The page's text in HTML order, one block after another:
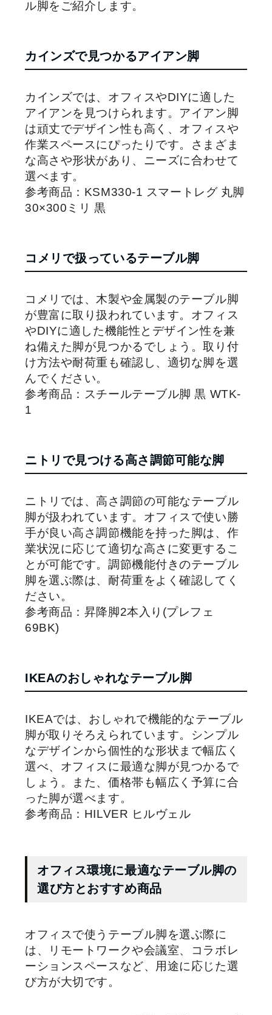
ル脚をご紹介します。
カインズで見つかるアイアン脚
カインズでは、オフィスやDIYに適した
アイアンを見つけられます。アイアン脚
は頑丈でデザイン性も高く、オフィスや
作業スペースにぴったりです。さまざま
な高さや形状があり、ニーズに合わせて
選べます。
参考商品：KSM330-1 スマートレグ 丸脚
30×300ミリ 黒
コメリで扱っているテーブル脚
コメリでは、木製や金属製のテーブル脚
が豊富に取り扱われています。オフィス
やDIYに適した機能性とデザイン性を兼
ね備えた脚が見つかるでしょう。取り付
け方法や耐荷重も確認し、適切な脚を選
んでください。
参考商品：スチールテーブル脚 黒 WTK-
1
ニトリで見つける高さ調節可能な脚
ニトリでは、高さ調節の可能なテーブル
脚が扱われています。オフィスで使い勝
手が良い高さ調節機能を持った脚は、作
業状況に応じて適切な高さに変更するこ
とが可能です。調節機能付きのテーブル
脚を選ぶ際は、耐荷重をよく確認してく
ださい。
参考商品：昇降脚2本入り(プレフェ
69BK)
IKEAのおしゃれなテーブル脚
IKEAでは、おしゃれで機能的なテーブル
脚が取りそろえられています。シンプル
なデザインから個性的な形状まで幅広く
選べ、オフィスに最適な脚が見つかるで
しょう。また、価格帯も幅広く予算に合
った脚が選べます。
参考商品：HILVER ヒルヴェル
オフィス環境に最適なテーブル脚の
選び方とおすすめ商品
オフィスで使うテーブル脚を選ぶ際に
は、リモートワークや会議室、コラボレ
ーションスペースなど、用途に応じた選
び方が大切です。